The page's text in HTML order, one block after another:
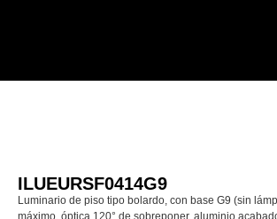
ILUEURSF0414G9
Luminario de piso tipo bolardo, con base G9 (sin
máximo, óptica 120° de sobreponer, aluminio